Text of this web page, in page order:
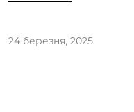
24 березня, 2025